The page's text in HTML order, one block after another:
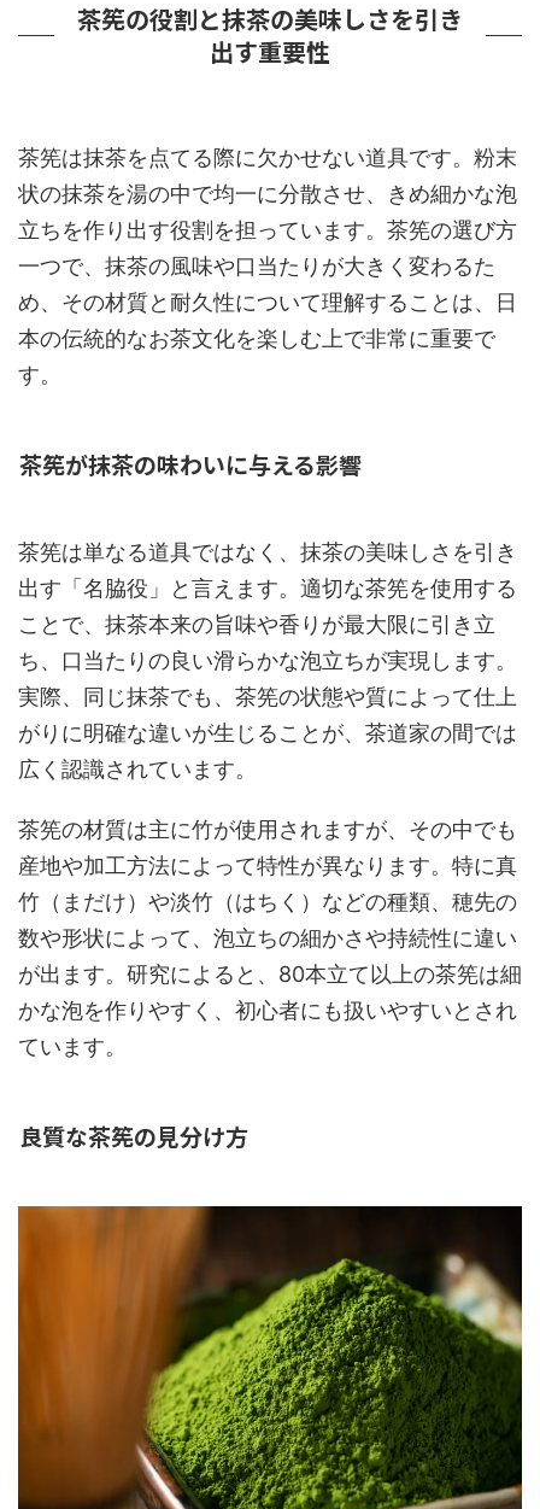
茶筅の役割と抹茶の美味しさを引き
出す重要性
茶筅は抹茶を点てる際に欠かせない道具です。粉末
状の抹茶を湯の中で均一に分散させ、きめ細かな泡
立ちを作り出す役割を担っています。茶筅の選び方
一つで、抹茶の風味や口当たりが大きく変わるた
め、その材質と耐久性について理解することは、日
本の伝統的なお茶文化を楽しむ上で非常に重要で
す。
茶筅が抹茶の味わいに与える影響
茶筅は単なる道具ではなく、抹茶の美味しさを引き
出す「名脇役」と言えます。適切な茶筅を使用する
ことで、抹茶本来の旨味や香りが最大限に引き立
ち、口当たりの良い滑らかな泡立ちが実現します。
実際、同じ抹茶でも、茶筅の状態や質によって仕上
がりに明確な違いが生じることが、茶道家の間では
広く認識されています。
茶筅の材質は主に竹が使用されますが、その中でも
産地や加工方法によって特性が異なります。特に真
竹（まだけ）や淡竹（はちく）などの種類、穂先の
数や形状によって、泡立ちの細かさや持続性に違い
が出ます。研究によると、80本立て以上の茶筅は細
かな泡を作りやすく、初心者にも扱いやすいとされ
ています。
良質な茶筅の見分け方